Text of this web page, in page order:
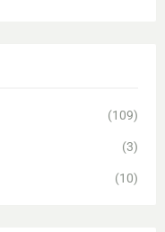
(109)
(3)
(10)